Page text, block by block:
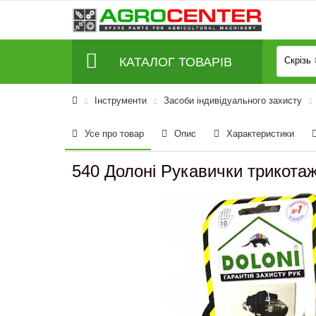
КАТАЛОГ ТОВАРІВ Скрізь
Інструменти Засоби індивідуального захисту
Усе про товар Опис Характеристики
540 Долоні Рукавички